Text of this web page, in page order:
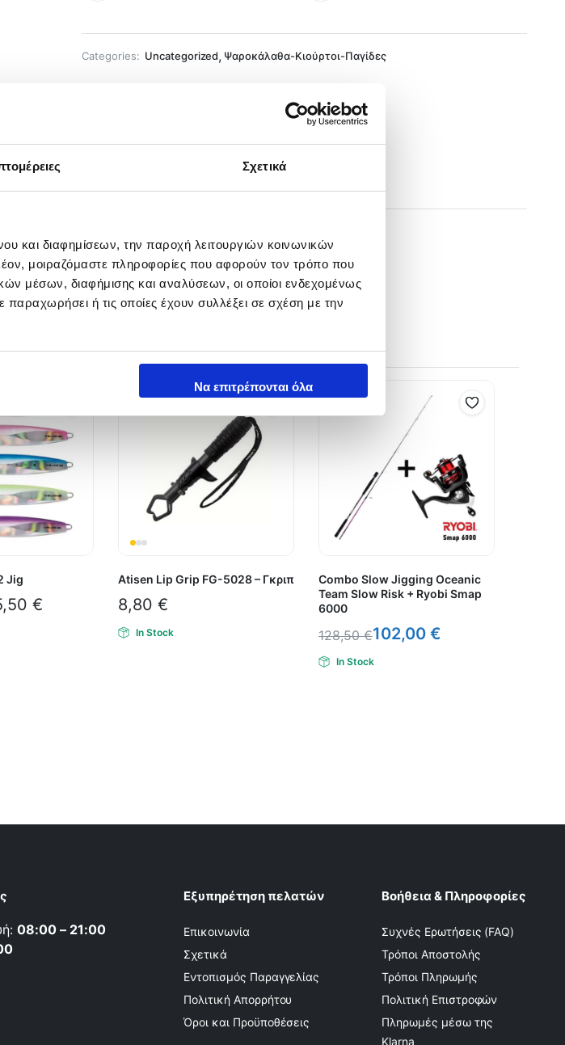
Σχετικά
και διαφημίσεων, την παροχή λειτουργιών κοινωνικών
μοιραζόμαστε πληροφορίες που αφορούν τον τρόπο που
μέσων, διαφήμισης και αναλύσεων, οι οποίοι ενδεχομένως
ή τις οποίες έχουν συλλέξει σε σχέση με την
Να επιτρέπονται όλα
Categories: Uncategorized, Ψαροκάλαθα-Κιούρτοι-Παγίδες
Jig
€
Atisen Lip Grip FG-5028 – Γκριπ
8,80 €
In Stock
Combo Slow Jigging Oceanic
Team Slow Risk + Ryobi Smap
6000
128,50€102,00 €
In Stock
08:00 – 21:00
Εξυπηρέτηση πελατών
Επικοινωνία
Σχετικά
Εντοπισμός Παραγγελίας
Πολιτική Απορρήτου
Όροι και Προϋποθέσεις
Βοήθεια & Πληροφορίες
Συχνές Ερωτήσεις (FAQ)
Τρόποι Αποστολής
Τρόποι Πληρωμής
Πολιτική Επιστροφών
Πληρωμές μέσω της
Klarna